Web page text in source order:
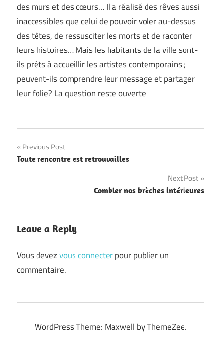
des murs et des cœurs… Il a réalisé des rêves aussi
inaccessibles que celui de pouvoir voler au-dessus
des têtes, de ressusciter les morts et de raconter
leurs histoires… Mais les habitants de la ville sont-
ils prêts à accueillir les artistes contemporains ;
peuvent-ils comprendre leur message et partager
leur folie? La question reste ouverte.
Navigation
de
Previous Post
Toute rencontre est retrouvailles
Next Post
Combler nos brèches intérieures
Leave a Reply
Vous devezvous connecterpour publier un
commentaire.
WordPress Theme: Maxwell by ThemeZee.